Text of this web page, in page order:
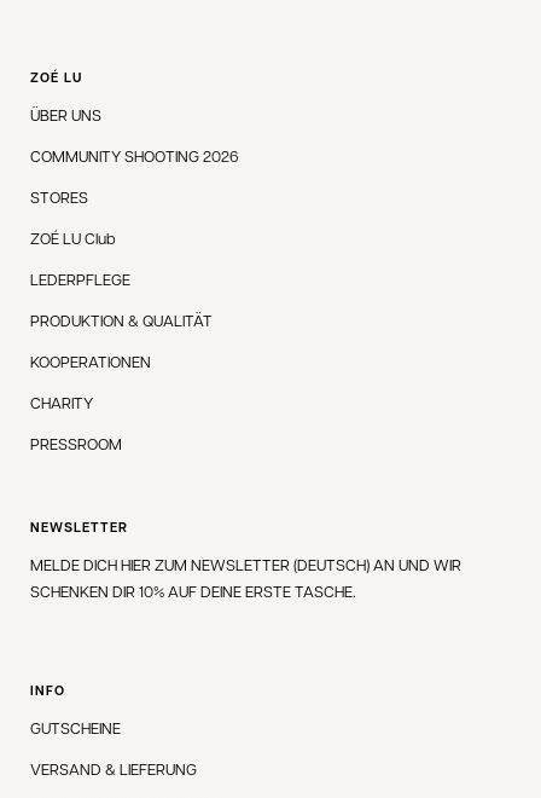
ZOÉ LU
ÜBER UNS
COMMUNITY SHOOTING 2026
STORES
ZOÉ LU Club
LEDERPFLEGE
PRODUKTION & QUALITÄT
KOOPERATIONEN
CHARITY
PRESSROOM
NEWSLETTER
MELDE DICH HIER ZUM NEWSLETTER (DEUTSCH) AN UND WIR
SCHENKEN DIR 10% AUF DEINE ERSTE TASCHE.
INFO
GUTSCHEINE
VERSAND & LIEFERUNG